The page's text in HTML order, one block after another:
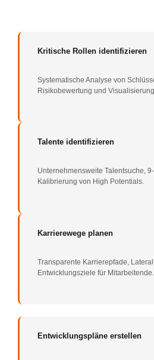
Kritische Rollen identifizieren
Systematische Analyse von
Risikobewertung und
Talente identifizieren
Unternehmensweite Talentsuche,
Kalibrierung von High Potentials.
Karrierewege planen
Transparente Karrierepfade,
Entwicklungsziele für Mitarbeitende.
Entwicklungspläne erstellen